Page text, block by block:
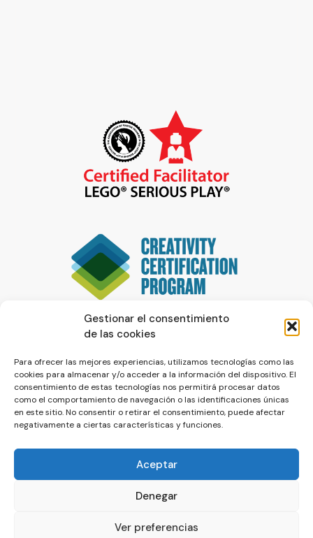
Gestionar el consentimiento
de las cookies
Para ofrecer las mejores experiencias, utilizamos tecnologías como las
cookies para almacenar y/o acceder a la información del dispositivo. El
consentimiento de estas tecnologías nos permitirá procesar datos
como el comportamiento de navegación o las identificaciones únicas
en este sitio. No consentir o retirar el consentimiento, puede afectar
negativamente a ciertas características y funciones.
Aceptar
Denegar
Ver preferencias
© La Servilleta - El Blog de Paco Prieto